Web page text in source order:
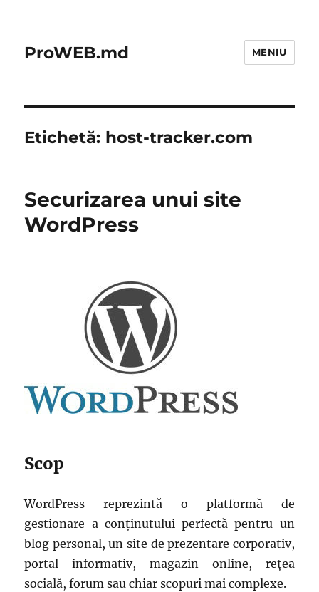
ProWEB.md MENIU
Etichetă: host-tracker.com
Securizarea unui site
WordPress
Scop
WordPress reprezintă o platformă de
gestionare a conținutului perfectă pentru un
blog personal, un site de prezentare corporativ,
portal informativ, magazin online, rețea
socială, forum sau chiar scopuri mai complexe.